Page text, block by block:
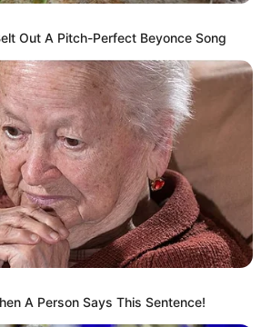
Out A Pitch-Perfect Beyonce Song
A Person Says This Sentence!